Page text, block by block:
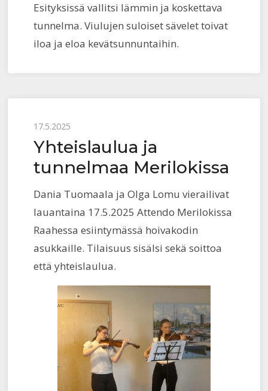
Esityksissä vallitsi lämmin ja koskettava
tunnelma. Viulujen suloiset sävelet toivat
iloa ja eloa kevätsunnuntaihin.
Posted
on
17.5.2025
Yhteislaulua ja
tunnelmaa Merilokissa
Dania Tuomaala ja Olga Lomu vierailivat
lauantaina 17.5.2025 Attendo Merilokissa
Raahessa esiintymässä hoivakodin
asukkaille. Tilaisuus sisälsi sekä soittoa
että yhteislaulua.